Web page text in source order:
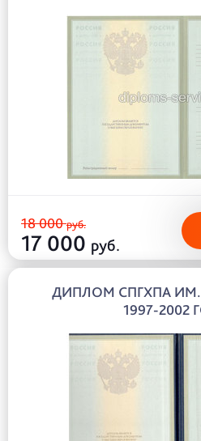
18 000руб.
17 000 руб.
ДИПЛОМ СПГХПА
1997-2002